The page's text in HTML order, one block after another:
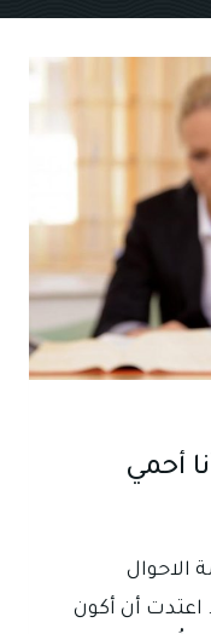
أحمي
الاحوال
اعتدت أن أكون